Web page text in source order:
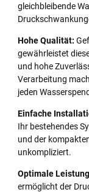
gleichbleibende
Hohe Qualität:
gewährleistet
und hohe
Verarbeitung
jeden
Einfache
Ihr bestehendes
und der
unkompliziert.
Optimale
ermöglicht der